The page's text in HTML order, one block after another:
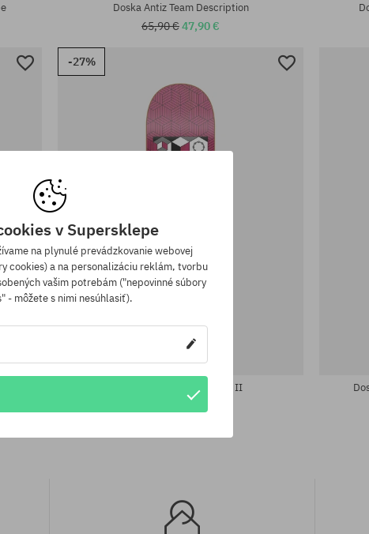
8.0; 8.2
Doska Antiz Team Description
65,90 €47,90 €
-27%
Doska Antiz Team Mystic II
47,90 €
v Supersklepe
na plynulé prevádzkovanie webovej
cookies) a na personalizáciu reklám, tvorbu
vašim potrebám ("nepovinné súbory
- môžete s nimi nesúhlasiť).